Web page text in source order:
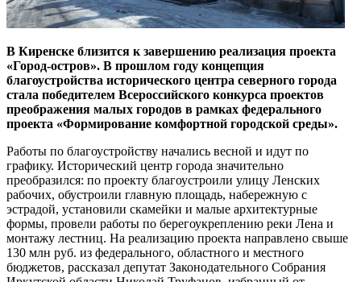
В Киренске близится к завершению реализация проекта
«Город-остров». В прошлом году концепция
благоустройства исторического центра северного города
стала победителем Всероссийского конкурса проектов
преображения малых городов в рамках федерального
проекта «Формирование комфортной городской среды».
Работы по благоустройству начались весной и идут по
графику. Исторический центр города значительно
преобразился: по проекту благоустроили улицу Ленских
рабочих, обустроили главную площадь, набережную с
эстрадой, установили скамейки и малые архитектурные
формы, провели работы по берегоукреплению реки Лена и
монтажу лестниц. На реализацию проекта направлено свыше
130 млн руб. из федерального, областного и местного
бюджетов, рассказал депутат Законодательного Собрания